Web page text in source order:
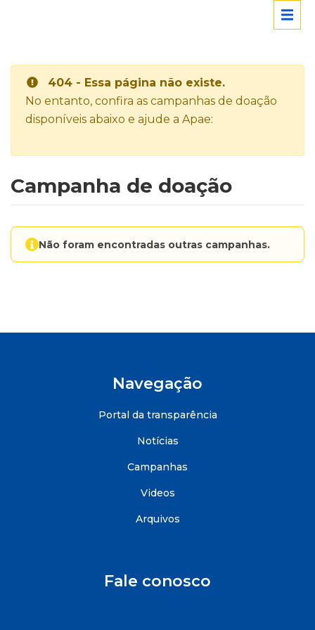
404 - Essa página não existe.
No entanto, confira as campanhas de doação
disponíveis abaixo e ajude a Apae:
Campanha de doação
Não foram encontradas outras campanhas.
Navegação
Portal da transparência
Notícias
Campanhas
Videos
Arquivos
Fale conosco